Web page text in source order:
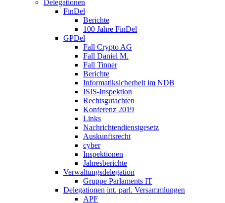
Delegationen
FinDel
Berichte
100 Jahre FinDel
GPDel
Fall Crypto AG
Fall Daniel M.
Fall Tinner
Berichte
Informatiksicherheit ­im NDB
ISIS-Inspektion
Rechtsgutachten
Konferenz 2019
Links
Nachrichtendienstgesetz
Auskunftsrecht
cyber
Inspektionen
Jahresberichte
Verwaltungsdelegation
Gruppe Parlaments IT
Delegationen int. parl. Versammlungen
APF